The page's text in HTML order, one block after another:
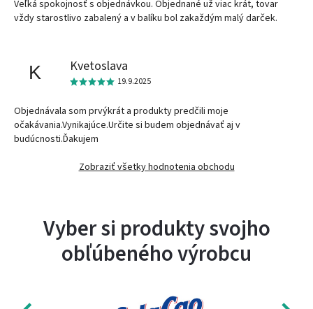
Veľká spokojnosť s objednávkou. Objednané už viac krát, tovar
vždy starostlivo zabalený a v balíku bol zakaždým malý darček.
K Kvetoslava
19.9.2025
Objednávala som prvýkrát a produkty predčili moje
očakávania.Vynikajúce.Určite si budem objednávať aj v
budúcnosti.Ďakujem
Zobraziť všetky hodnotenia obchodu
Vyber si produkty svojho
obľúbeného výrobcu